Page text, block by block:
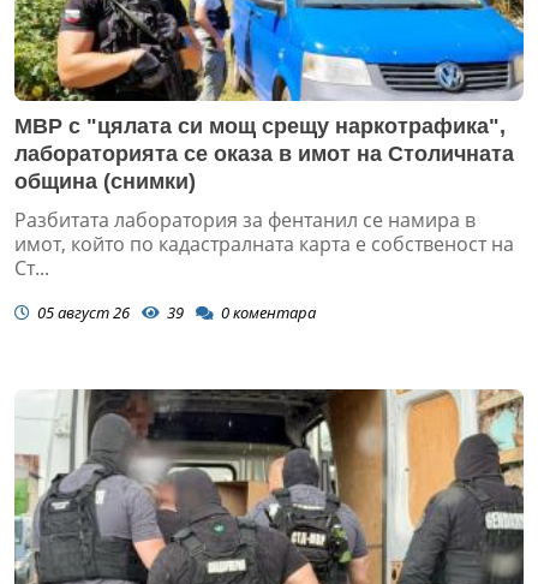
МВР с "цялата си мощ срещу наркотрафика",
лабораторията се оказа в имот на Столичната
община (снимки)
Разбитата лаборатория за фентанил се намира в
имот, който по кадастралната карта е собственост на
Ст...
05 август 26 39 0коментара